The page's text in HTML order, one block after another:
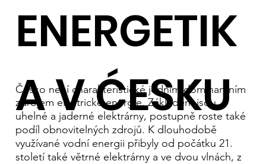
Česko není charakteristické jedním dominantním
zdrojem elektrické energie. Základem jsou
uhelné a jaderné elektrárny, postupně roste také
podíl obnovitelných zdrojů. K dlouhodobě
využívané vodní energii přibyly od počátku 21.
století také větrné elektrárny a ve dvou vlnách, z
ENERGETIK
A V ĆESKU